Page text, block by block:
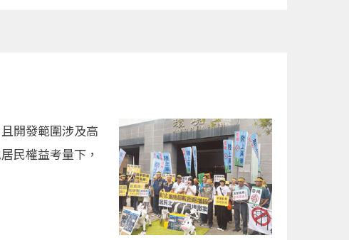
開發範圍涉及高
民權益考量下，